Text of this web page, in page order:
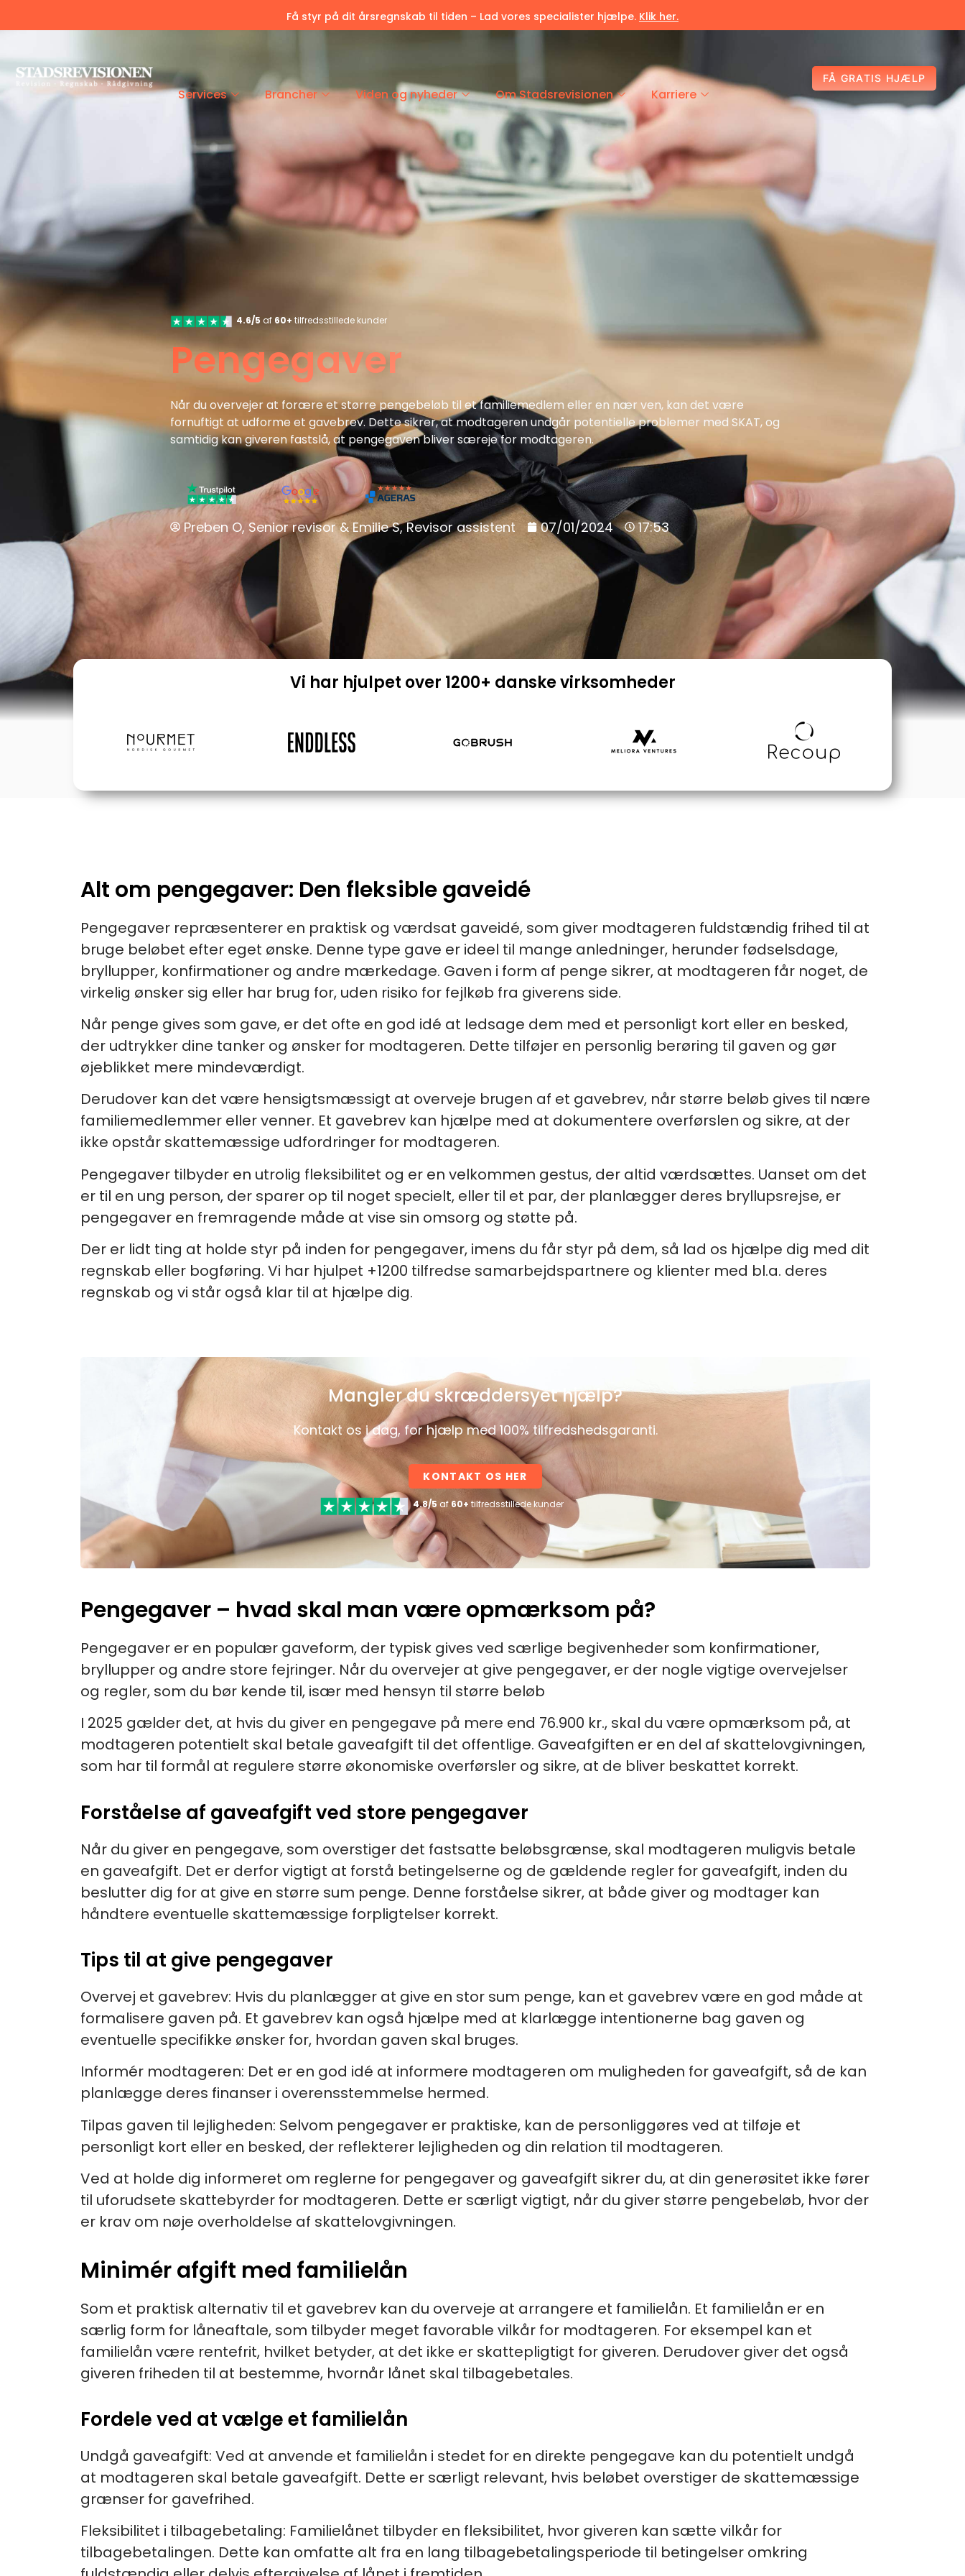
Få styr på dit årsregnskab til tiden – Lad vores specialister hjælpe. Klik her.
Services Brancher Viden og nyheder Om Stadsrevisionen Karriere
FÅ GRATIS HJÆLP
4.6/5 af 60+ tilfredsstillede kunder
Pengegaver
Når du overvejer at forære et større pengebeløb til et familiemedlem eller en nær ven, kan det være
fornuftigt at udforme et gavebrev. Dette sikrer, at modtageren undgår potentielle problemer med SKAT, og
samtidig kan giveren fastslå, at pengegaven bliver særeje for modtageren.
Preben O, Senior revisor & Emilie S, Revisor assistent 07/01/2024 17:53
Vi har hjulpet over 1200+ danske virksomheder
Alt om pengegaver: Den fleksible gaveidé
Pengegaver repræsenterer en praktisk og værdsat gaveidé, som giver modtageren fuldstændig frihed til at
bruge beløbet efter eget ønske. Denne type gave er ideel til mange anledninger, herunder fødselsdage,
bryllupper, konfirmationer og andre mærkedage. Gaven i form af penge sikrer, at modtageren får noget, de
virkelig ønsker sig eller har brug for, uden risiko for fejlkøb fra giverens side.
Når penge gives som gave, er det ofte en god idé at ledsage dem med et personligt kort eller en besked,
der udtrykker dine tanker og ønsker for modtageren. Dette tilføjer en personlig berøring til gaven og gør
øjeblikket mere mindeværdigt.
Derudover kan det være hensigtsmæssigt at overveje brugen af et gavebrev, når større beløb gives til nære
familiemedlemmer eller venner. Et gavebrev kan hjælpe med at dokumentere overførslen og sikre, at der
ikke opstår skattemæssige udfordringer for modtageren.
Pengegaver tilbyder en utrolig fleksibilitet og er en velkommen gestus, der altid værdsættes. Uanset om det
er til en ung person, der sparer op til noget specielt, eller til et par, der planlægger deres bryllupsrejse, er
pengegaver en fremragende måde at vise sin omsorg og støtte på.
Der er lidt ting at holde styr på inden for pengegaver, imens du får styr på dem, så lad os hjælpe dig med dit
regnskab eller bogføring. Vi har hjulpet +1200 tilfredse samarbejdspartnere og klienter med bl.a. deres
regnskab og vi står også klar til at hjælpe dig.
Mangler du skræddersyet hjælp?
Kontakt os i dag, for hjælp med 100% tilfredshedsgaranti.
KONTAKT OS HER
4.8/5 af60+ tilfredsstillede kunder
Pengegaver – hvad skal man være opmærksom på?
Pengegaver er en populær gaveform, der typisk gives ved særlige begivenheder som konfirmationer,
bryllupper og andre store fejringer. Når du overvejer at give pengegaver, er der nogle vigtige overvejelser
og regler, som du bør kende til, især med hensyn til større beløb
I 2025 gælder det, at hvis du giver en pengegave på mere end 76.900 kr., skal du være opmærksom på, at
modtageren potentielt skal betale gaveafgift til det offentlige. Gaveafgiften er en del af skattelovgivningen,
som har til formål at regulere større økonomiske overførsler og sikre, at de bliver beskattet korrekt.
Forståelse af gaveafgift ved store pengegaver
Når du giver en pengegave, som overstiger det fastsatte beløbsgrænse, skal modtageren muligvis betale
en gaveafgift. Det er derfor vigtigt at forstå betingelserne og de gældende regler for gaveafgift, inden du
beslutter dig for at give en større sum penge. Denne forståelse sikrer, at både giver og modtager kan
håndtere eventuelle skattemæssige forpligtelser korrekt.
Tips til at give pengegaver
Overvej et gavebrev: Hvis du planlægger at give en stor sum penge, kan et gavebrev være en god måde at
formalisere gaven på. Et gavebrev kan også hjælpe med at klarlægge intentionerne bag gaven og
eventuelle specifikke ønsker for, hvordan gaven skal bruges.
Informér modtageren: Det er en god idé at informere modtageren om muligheden for gaveafgift, så de kan
planlægge deres finanser i overensstemmelse hermed.
Tilpas gaven til lejligheden: Selvom pengegaver er praktiske, kan de personliggøres ved at tilføje et
personligt kort eller en besked, der reflekterer lejligheden og din relation til modtageren.
Ved at holde dig informeret om reglerne for pengegaver og gaveafgift sikrer du, at din generøsitet ikke fører
til uforudsete skattebyrder for modtageren. Dette er særligt vigtigt, når du giver større pengebeløb, hvor der
er krav om nøje overholdelse af skattelovgivningen.
Minimér afgift med familielån
Som et praktisk alternativ til et gavebrev kan du overveje at arrangere et familielån. Et familielån er en
særlig form for låneaftale, som tilbyder meget favorable vilkår for modtageren. For eksempel kan et
familielån være rentefrit, hvilket betyder, at det ikke er skattepligtigt for giveren. Derudover giver det også
giveren friheden til at bestemme, hvornår lånet skal tilbagebetales.
Fordele ved at vælge et familielån
Undgå gaveafgift: Ved at anvende et familielån i stedet for en direkte pengegave kan du potentielt undgå
at modtageren skal betale gaveafgift. Dette er særligt relevant, hvis beløbet overstiger de skattemæssige
grænser for gavefrihed.
Fleksibilitet i tilbagebetaling: Familielånet tilbyder en fleksibilitet, hvor giveren kan sætte vilkår for
tilbagebetalingen. Dette kan omfatte alt fra en lang tilbagebetalingsperiode til betingelser omkring